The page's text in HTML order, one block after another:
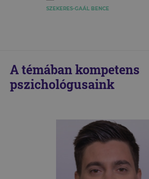
SZEKERES-GAÁL BENCE
A témában kompetens
pszichológusaink